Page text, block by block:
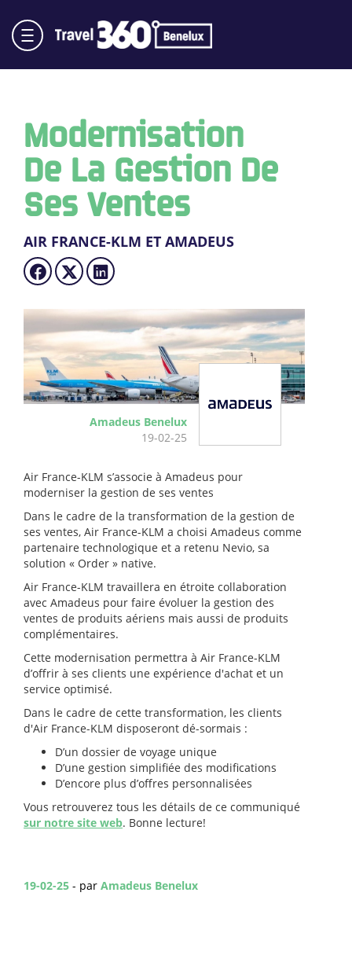
Modernisation
De La Gestion De
Ses Ventes
AIR FRANCE-KLM ET AMADEUS
Amadeus Benelux
19-02-25
Air France-KLM s’associe à Amadeus pour
moderniser la gestion de ses ventes
Dans le cadre de la transformation de la gestion de
ses ventes, Air France-KLM a choisi Amadeus comme
partenaire technologique et a retenu Nevio, sa
solution « Order » native.
Air France-KLM travaillera en étroite collaboration
avec Amadeus pour faire évoluer la gestion des
ventes de produits aériens mais aussi de produits
complémentaires.
Cette modernisation permettra à Air France-KLM
d’offrir à ses clients une expérience d'achat et un
service optimisé.
Dans le cadre de cette transformation, les clients
d'Air France-KLM disposeront dé-sormais :
D’un dossier de voyage unique
D’une gestion simplifiée des modifications
D’encore plus d’offres personnalisées
Vous retrouverez tous les détails de ce communiqué
sur notre site web. Bonne lecture!
19-02-25 - par Amadeus Benelux